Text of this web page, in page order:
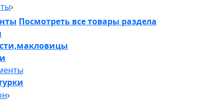
Посмотреть все товары раздела